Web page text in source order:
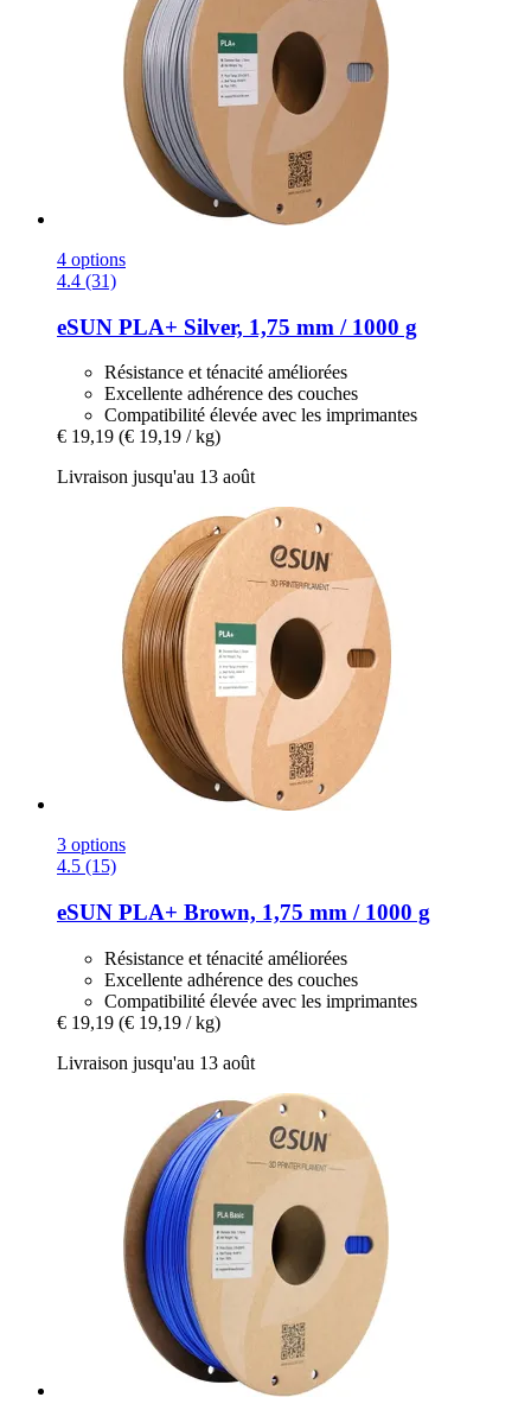
4 options
4.4 (31)
eSUN PLA+ Silver, 1,75 mm / 1000 g
Résistance et ténacité améliorées
Excellente adhérence des couches
Compatibilité élevée avec les imprimantes
€ 19,19 (€ 19,19 / kg)
Livraison jusqu'au 13 août
3 options
4.5 (15)
eSUN PLA+ Brown, 1,75 mm / 1000 g
Résistance et ténacité améliorées
Excellente adhérence des couches
Compatibilité élevée avec les imprimantes
€ 19,19 (€ 19,19 / kg)
Livraison jusqu'au 13 août